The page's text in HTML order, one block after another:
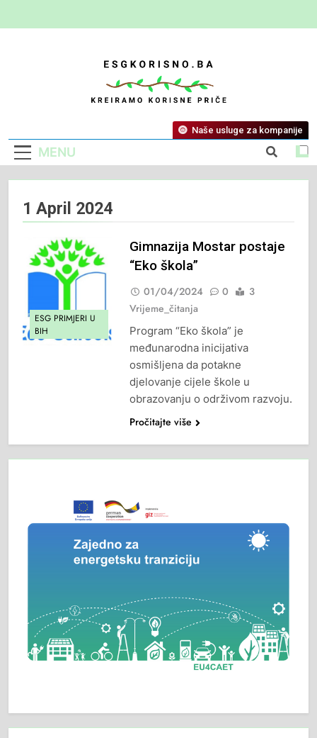
ESG Korisno
Kreiramo Korisne Priče
MENU
Naše usluge za kompanije
1 April 2024
ESG PRIMJERI U
BIH
Gimnazija Mostar postaje
“Eko škola”
01/04/2024 0
3
Vrijeme_čitanja
Program “Eko škola” je
međunarodna inicijativa
osmišljena da potakne
djelovanje cijele škole u
obrazovanju o održivom razvoju.
Pročitajte više